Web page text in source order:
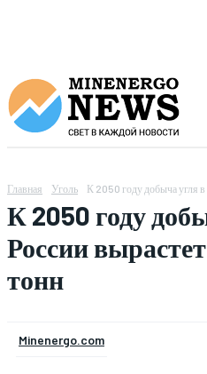
Главная Уголь К 2050 году добыча угля
К 2050 году
России
тонн
Minenergo.com